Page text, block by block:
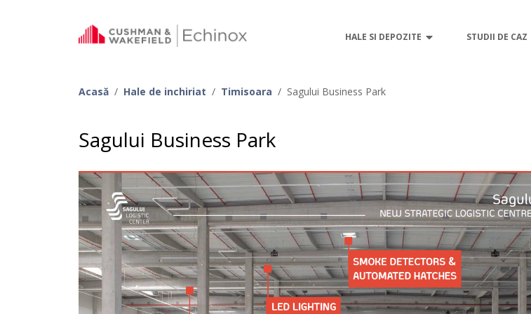
HALE SI DEPOZITE STUDII DE CAZ
Acasă / Hale de inchiriat / Timisoara / Sagului Business Park
Sagului Business Park